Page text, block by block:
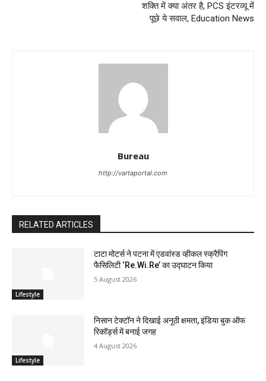
शक्ति में क्या अंतर है, PCS इंटरव्यू में
पूछे ये सवाल, Education News
Bureau
http://vartaportal.com
RELATED ARTICLES
Lifestyle
टाटा मोटर्स ने पटना में एडवांस्ड व्हीकल स्क्रैपिंग
फैसिलिटी ‘Re.Wi.Re’ का उद्घाटन किया
5 August 2026
Lifestyle
निसान टेक्टॉन ने दिखाई अनूठी क्षमता, इंडिया बुक ऑफ
रिकॉर्ड्स में बनाई जगह
4 August 2026